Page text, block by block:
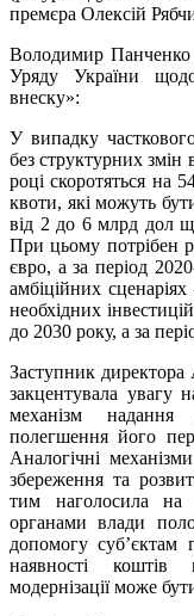
премєра Олексій
Володимир Панченко
Уряду України щодо
внеску»:
У випадку
без структурних змін
році скоротяться на
квоти, які можуть
від 2 до 6 млрд дол
При цьому потрібен
євро, а за період
амбіційних
необхідних
до 2030 року, а за
Заступник
закцентувала увагу
механізм
полегшення його
Аналогічні
збереження та
тим наголосила на
органами влади
допомогу суб’єктам
наявності коштів
модернізації може